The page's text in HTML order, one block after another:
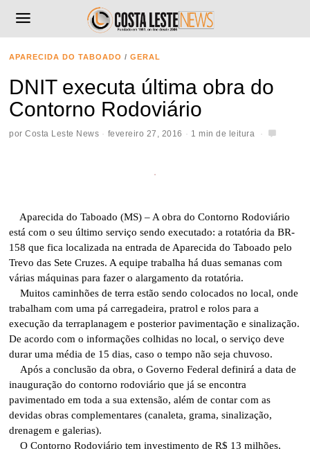
APARECIDA DO TABOADO / GERAL
DNIT executa última obra do
Contorno Rodoviário
porCosta Leste News fevereiro 27, 2016 1 min de leitura
Aparecida do Taboado (MS) – A obra do Contorno Rodoviário
está com o seu último serviço sendo executado: a rotatória da BR-
158 que fica localizada na entrada de Aparecida do Taboado pelo
Trevo das Sete Cruzes. A equipe trabalha há duas semanas com
várias máquinas para fazer o alargamento da rotatória.
Muitos caminhões de terra estão sendo colocados no local, onde
trabalham com uma pá carregadeira, pratrol e rolos para a
execução da terraplanagem e posterior pavimentação e sinalização.
De acordo com o informações colhidas no local, o serviço deve
durar uma média de 15 dias, caso o tempo não seja chuvoso.
Após a conclusão da obra, o Governo Federal definirá a data de
inauguração do contorno rodoviário que já se encontra
pavimentado em toda a sua extensão, além de contar com as
devidas obras complementares (canaleta, grama, sinalização,
drenagem e galerias).
O Contorno Rodoviário tem investimento de R$ 13 milhões,